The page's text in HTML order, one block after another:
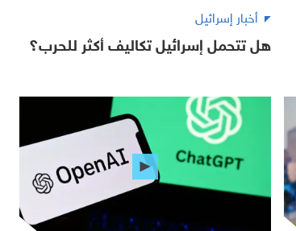
أخبار إسرائيل
هل تتحمل إسرائيل تكاليف أكثر للحرب؟